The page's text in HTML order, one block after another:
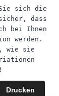
Sie sich die
dass
bei Ihnen
werden.
wie sie
Drucken